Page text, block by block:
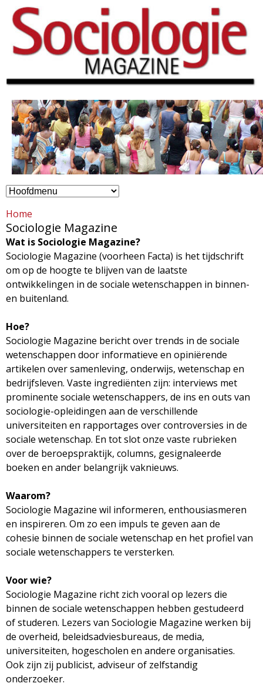
Overslaan
en
naar
inhoud
gaan
S
o
c
i
o
l
o
g
i
e
M
a
g
a
z
i
n
e
H
o
o
f
d
m
e
n
u
Home
Sociologie Magazine
Wat is Sociologie Magazine?
Sociologie Magazine (voorheen Facta) is het tijdschrift
om op de hoogte te blijven van de laatste
ontwikkelingen in de sociale wetenschappen in binnen-
en buitenland.
Hoe?
Sociologie Magazine bericht over trends in de sociale
wetenschappen door informatieve en opiniërende
artikelen over samenleving, onderwijs, wetenschap en
bedrijfsleven. Vaste ingrediënten zijn: interviews met
prominente sociale wetenschappers, de ins en outs van
sociologie-opleidingen aan de verschillende
universiteiten en rapportages over controversies in de
sociale wetenschap. En tot slot onze vaste rubrieken
over de beroepspraktijk, columns, gesignaleerde
boeken en ander belangrijk vaknieuws.
Waarom?
Sociologie Magazine wil informeren, enthousiasmeren
en inspireren. Om zo een impuls te geven aan de
cohesie binnen de sociale wetenschap en het profiel van
sociale wetenschappers te versterken.
Voor wie?
Sociologie Magazine richt zich vooral op lezers die
binnen de sociale wetenschappen hebben gestudeerd
of studeren. Lezers van Sociologie Magazine werken bij
de overheid, beleidsadviesbureaus, de media,
universiteiten, hogescholen en andere organisaties.
Ook zijn zij publicist, adviseur of zelfstandig
onderzoeker.